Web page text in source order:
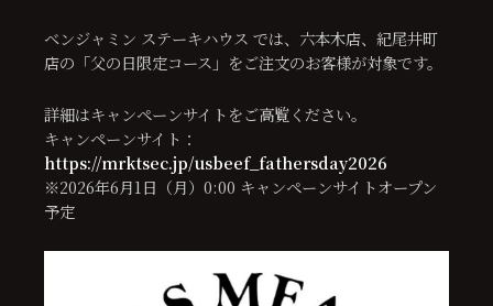
ベンジャミン ステーキハウス では、六本木店、紀尾井町
店の「父の日限定コース」をご注文のお客様が対象です。
詳細はキャンペーンサイトをご高覧ください。
キャンペーンサイト：
https://mrktsec.jp/usbeef_fathersday2026
※2026年6月1日（月）0:00 キャンペーンサイトオープン
予定